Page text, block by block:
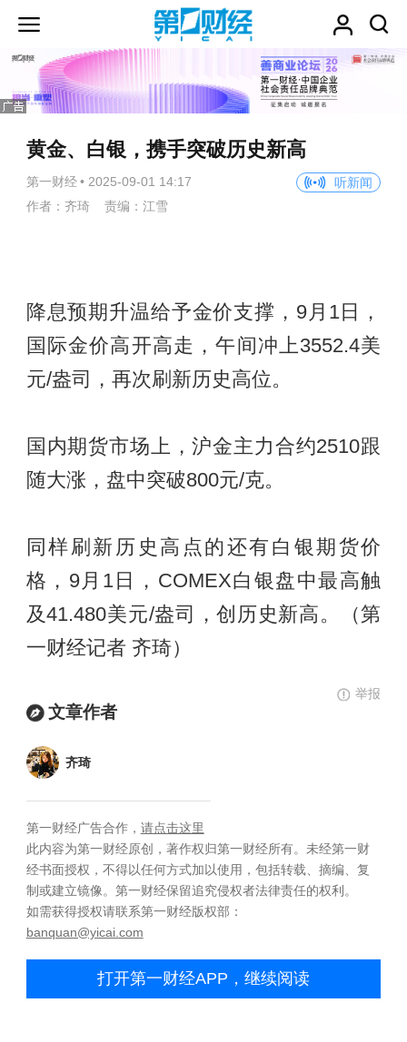
黄金、白银，携手突破历史新高
第一财经 • 2025-09-01 14:17
听新闻
作者：齐琦 责编：江雪
降息预期升温给予金价支撑，9月1日，
国际金价高开高走，午间冲上3552.4美
元/盎司，再次刷新历史高位。
国内期货市场上，沪金主力合约2510跟
随大涨，盘中突破800元/克。
同样刷新历史高点的还有白银期货价
格，9月1日，COMEX白银盘中最高触
及41.480美元/盎司，创历史新高。（第
一财经记者 齐琦）
举报
文章作者
齐琦
第一财经广告合作， 请点击这里
此内容为第一财经原创，著作权归第一财经所有。未经第一财
经书面授权，不得以任何方式加以使用，包括转载、摘编、复
制或建立镜像。第一财经保留追究侵权者法律责任的权利。
如需获得授权请联系第一财经版权部：
banquan@yicai.com
打开第一财经APP，继续阅读